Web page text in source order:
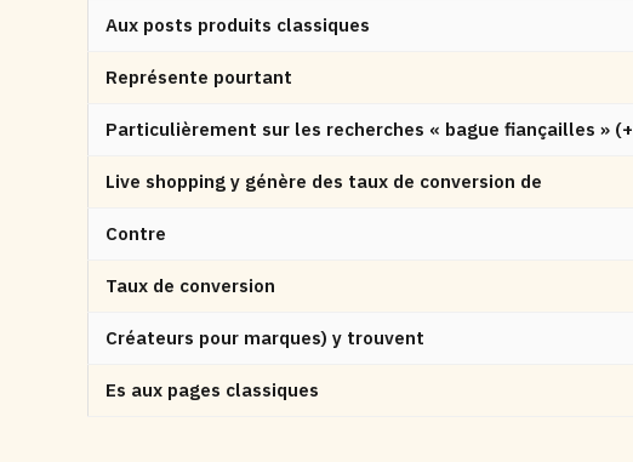
Aux posts produits classiques
Représente pourtant
Particulièrement sur les recherches « bague fiançailles » (+
Live shopping y génère des taux de conversion de
Contre
Taux de conversion
Créateurs pour marques) y trouvent
Es aux pages classiques